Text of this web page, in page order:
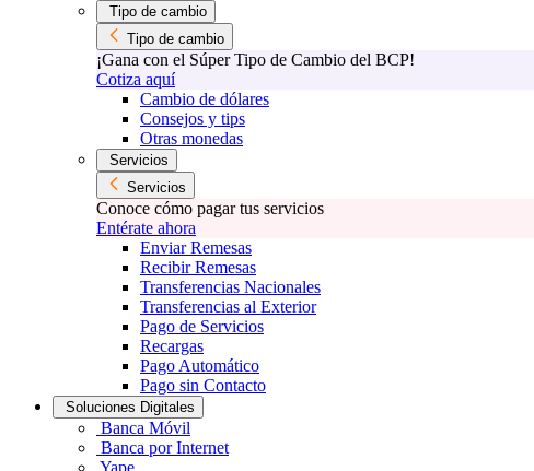
Tipo de cambio
Tipo de cambio
¡Gana con el Súper Tipo de Cambio del BCP!
Cotiza aquí
Cambio de dólares
Consejos y tips
Otras monedas
Servicios
Servicios
Conoce cómo pagar tus servicios
Entérate ahora
Enviar Remesas
Recibir Remesas
Transferencias Nacionales
Transferencias al Exterior
Pago de Servicios
Recargas
Pago Automático
Pago sin Contacto
Soluciones Digitales
Banca Móvil
Banca por Internet
Yape